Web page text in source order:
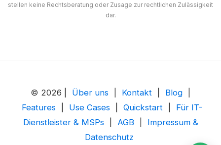
stellen keine Rechtsberatung oder Zusage zur rechtlichen Zulässigkeit
dar.
© 2026 | Über uns Kontakt Blog
Features
Use Cases Quickstart
Für IT-
Dienstleister & MSPs
AGB
Impressum &
Datenschutz